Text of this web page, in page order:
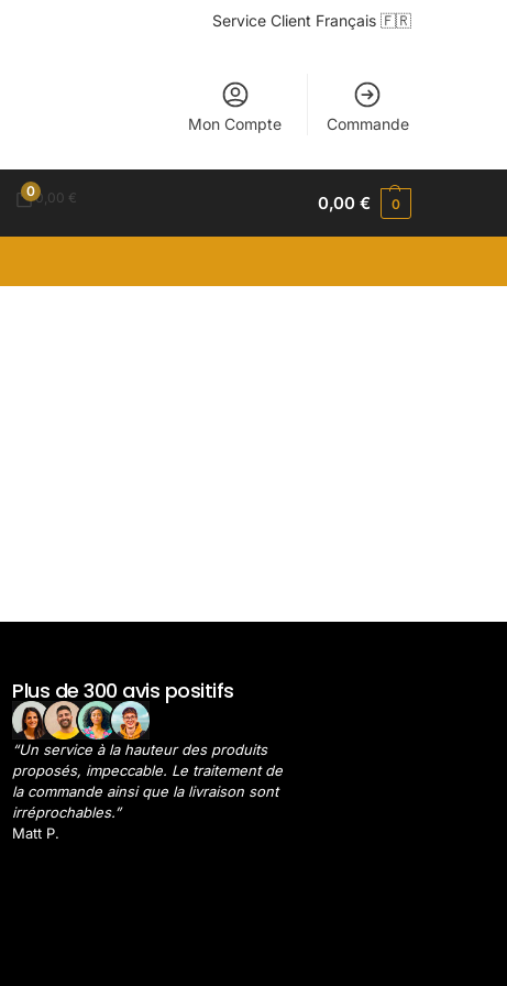
Service Client Français 🇫🇷
Mon Compte Commande
00,00 € 0,00€ 0
Plus de 300 avis positifs
“Un service à la hauteur des produits
proposés, impeccable. Le traitement de
la commande ainsi que la livraison sont
irréprochables.”
Matt P.